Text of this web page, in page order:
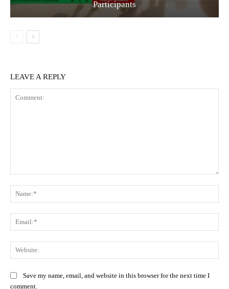
Participants
LEAVE A REPLY
Save my name, email, and website in this browser for the next time I
comment.